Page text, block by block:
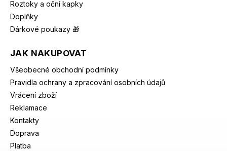
Roztoky a oční kapky
Doplňky
Dárkové poukazy 🎁
JAK NAKUPOVAT
Všeobecné obchodní podmínky
Pravidla ochrany a zpracování osobních údajů
Vrácení zboží
Reklamace
Kontakty
Doprava
Platba